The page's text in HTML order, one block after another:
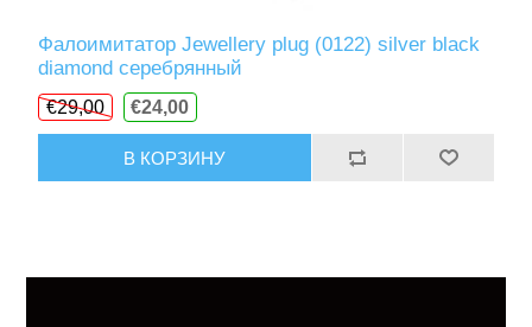
Фалоимитатор Jewellery plug (0122) silver black
diamond серебрянный
€29,00 €24,00
В КОРЗИНУ